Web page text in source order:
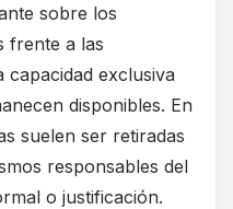
sobre los
frente a las
capacidad exclusiva
disponibles. En
suelen ser retiradas
responsables del
o justificación.